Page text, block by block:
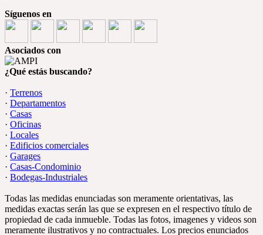
Síguenos en
Asociados con
¿Qué estás buscando?
· Terrenos
· Departamentos
· Casas
· Oficinas
· Locales
· Edificios comerciales
· Garages
· Casas-Condominio
· Bodegas-Industriales
Todas las medidas enunciadas son meramente orientativas, las
medidas exactas serán las que se expresen en el respectivo título de
propiedad de cada inmueble. Todas las fotos, imagenes y videos son
meramente ilustrativos y no contractuales. Los precios enunciados